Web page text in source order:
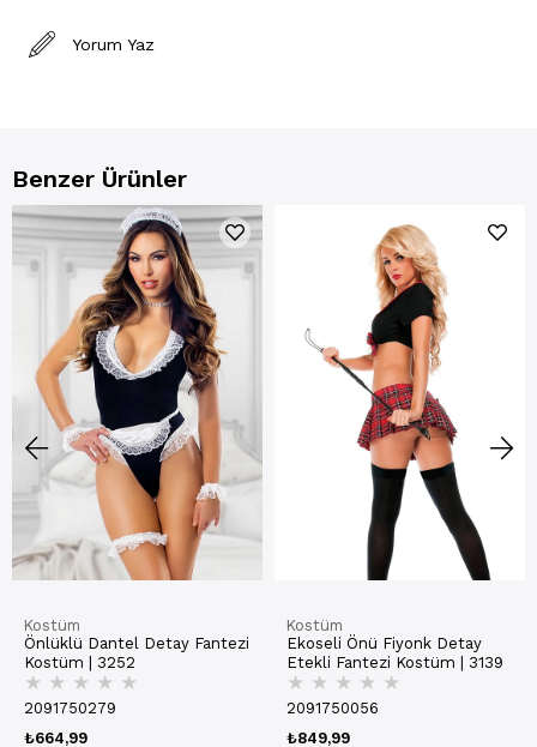
Yorum Yaz
Benzer Ürünler
Kostüm
Önlüklü Dantel Detay Fantezi
Kostüm | 3252
★ ★ ★ ★ ★
2091750279
₺664,99
Kostüm
Ekoseli Önü Fiyonk Detay
Etekli Fantezi Kostüm | 3139
★ ★ ★ ★ ★
2091750056
₺849,99